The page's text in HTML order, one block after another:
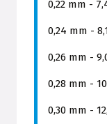
0,22 mm -
0,24 mm -
0,26 mm -
0,28 mm -
0,30 mm -